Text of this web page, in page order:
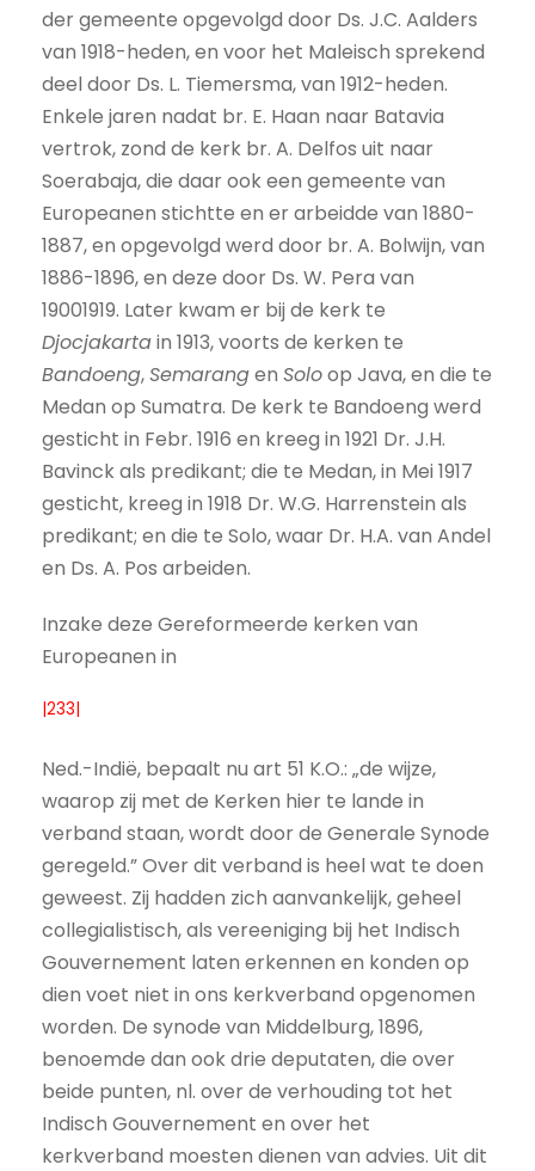
der gemeente opgevolgd door Ds. J.C. Aalders
van 1918-heden, en voor het Maleisch sprekend
deel door Ds. L. Tiemersma, van 1912-heden.
Enkele jaren nadat br. E. Haan naar Batavia
vertrok, zond de kerk br. A. Delfos uit naar
Soerabaja, die daar ook een gemeente van
Europeanen stichtte en er arbeidde van 1880-
1887, en opgevolgd werd door br. A. Bolwijn, van
1886-1896, en deze door Ds. W. Pera van
19001919. Later kwam er bij de kerk te
Djocjakartain 1913, voorts de kerken te
Bandoeng,Semarangen Soloop Java, en die te
Medan op Sumatra. De kerk te Bandoeng werd
gesticht in Febr. 1916 en kreeg in 1921 Dr. J.H.
Bavinck als predikant; die te Medan, in Mei 1917
gesticht, kreeg in 1918 Dr. W.G. Harrenstein als
predikant; en die te Solo, waar Dr. H.A. van Andel
en Ds. A. Pos arbeiden.
Inzake deze Gereformeerde kerken van
Europeanen in
|233|
Ned.-Indië, bepaalt nu art 51 K.O.: „de wijze,
waarop zij met de Kerken hier te lande in
verband staan, wordt door de Generale Synode
geregeld.” Over dit verband is heel wat te doen
geweest. Zij hadden zich aanvankelijk, geheel
collegialistisch, als vereeniging bij het Indisch
Gouvernement laten erkennen en konden op
dien voet niet in ons kerkverband opgenomen
worden. De synode van Middelburg, 1896,
benoemde dan ook drie deputaten, die over
beide punten, nl. over de verhouding tot het
Indisch Gouvernement en over het
kerkverband moesten dienen van advies. Uit dit